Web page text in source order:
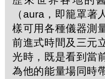
（aura，即籠罩
樣可用各種儀器測
前進式時間及三元
光時，既是看到當
為他的能量場同時